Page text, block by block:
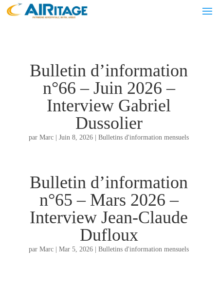
Bulletin d’information
n°66 – Juin 2026 –
Interview Gabriel
Dussolier
parMarc |Juin 8, 2026 |Bulletins d'information mensuels
Bulletin d’information
n°65 – Mars 2026 –
Interview Jean-Claude
Dufloux
parMarc |Mar 5, 2026 |Bulletins d'information mensuels